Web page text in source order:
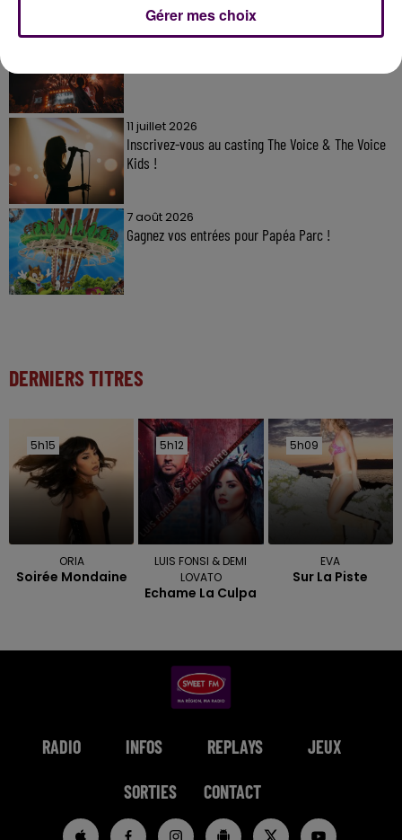
7 août 2026
11 juillet 2026
Inscrivez-vous au casting The Voice & The Voice
Kids !
7 août 2026
Gagnez vos entrées pour Papéa Parc !
DERNIERS TITRES
5h15
5h15
ORIA
Soirée Mondaine
5h12
5h12
LUIS FONSI & DEMI
LOVATO
Echame La Culpa
5h09
5h09
EVA
Sur La Piste
RADIO INFOS REPLAYS JEUX
SORTIES CONTACT
Gérer mes choix